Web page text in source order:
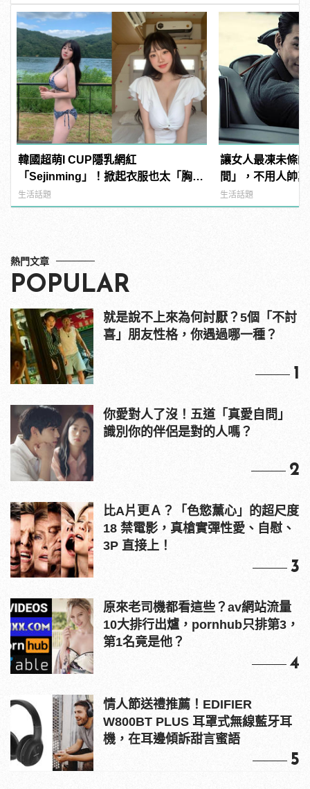
韓國超萌I CUP隱乳網紅
「Sejinming」！掀起衣服也太「胸」
了吧！ | manfashion這樣變型男
生活話題
讓女人最凍未條
間」，不用人帥
心！
生活話題
熱門文章
POPULAR
就是說不上來為何討厭？5個「不討
喜」朋友性格，你遇過哪一種？
1
你愛對人了沒！五道「真愛自問」
識別你的伴侶是對的人嗎？
2
比A片更Ａ？「色慾薰心」的超尺度
18 禁電影，真槍實彈性愛、自慰、
3P 直接上！
3
原來老司機都看這些？av網站流量
10大排行出爐，pornhub只排第3，
第1名竟是他？
4
情人節送禮推薦！EDIFIER
W800BT PLUS 耳罩式無線藍牙耳
機，在耳邊傾訴甜言蜜語
5